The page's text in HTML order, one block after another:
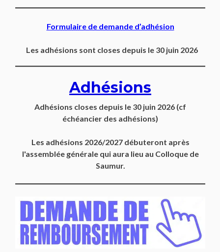
Formulaire de demande d’adhésion
Les adhésions sont closes depuis le 30 juin 2026
Adhésions
Adhésions closes depuis le 30 juin 2026 (cf
échéancier des adhésions)
Les adhésions 2026/2027 débuteront après
l'assemblée générale qui aura lieu au Colloque de
Saumur.